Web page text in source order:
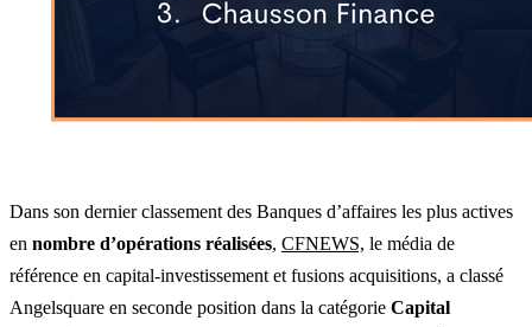
Dans son dernier classement des Banques d’affaires les plus actives
en nombre d’opérations réalisées, CFNEWS, le média de
référence en capital-investissement et fusions acquisitions, a classé
Angelsquare en seconde position dans la catégorie Capital